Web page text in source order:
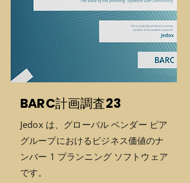
BARC計画調査23
Jedox は、グローバル ベンダー ピア
グループにおけるビジネス価値のナ
ンバー 1 プランニング ソフトウェア
です。